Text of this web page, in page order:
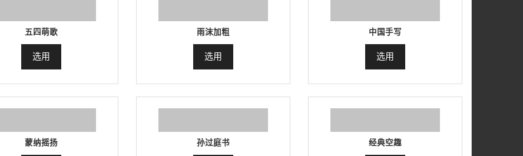
五四萌歌
选用
雨沫加粗
选用
中国手写
选用
蒙纳摇扬 孙过庭书 经典空趣